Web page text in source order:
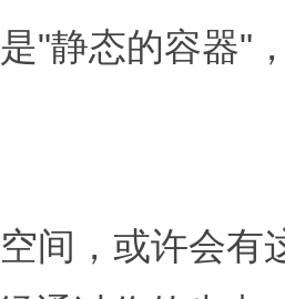
"静态的容器"
间，或许会有